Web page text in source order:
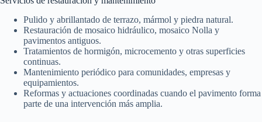
Pulido y abrillantado de terrazo, mármol y piedra natural.
Restauración de mosaico hidráulico, mosaico Nolla y
pavimentos antiguos.
Tratamientos de hormigón, microcemento y otras superficies
continuas.
Mantenimiento periódico para comunidades, empresas y
equipamientos.
Reformas y actuaciones coordinadas cuando el pavimento forma
parte de una intervención más amplia.